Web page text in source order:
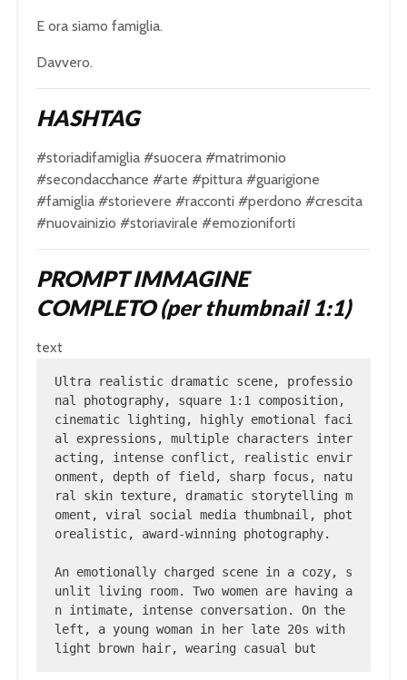
E ora siamo famiglia.
Davvero.
HASHTAG
#storiadifamiglia #suocera #matrimonio
#secondacchance #arte #pittura #guarigione
#famiglia #storievere #racconti #perdono #crescita
#nuovainizio #storiavirale #emozioniforti
PROMPT IMMAGINE
COMPLETO (per thumbnail 1:1)
text
Ultra realistic dramatic scene, professio
nal photography, square 1:1 composition,
cinematic lighting, highly emotional faci
al expressions, multiple characters inter
acting, intense conflict, realistic envir
onment, depth of field, sharp focus, natu
ral skin texture, dramatic storytelling m
oment, viral social media thumbnail, phot
orealistic, award-winning photography.
An emotionally charged scene in a cozy, s
unlit living room. Two women are having a
n intimate, intense conversation. On the
left, a young woman in her late 20s with
light brown hair, wearing casual but